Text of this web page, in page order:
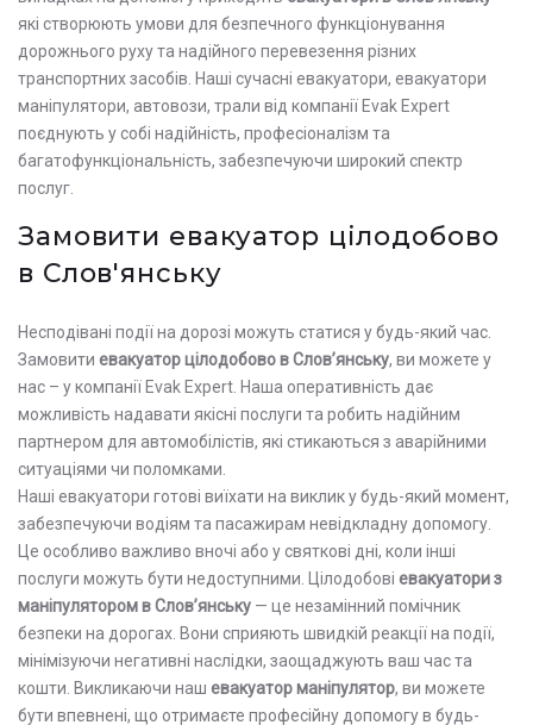
які створюють умови для безпечного функціонування
дорожнього руху та надійного перевезення різних
транспортних засобів. Наші сучасні евакуатори, евакуатори
маніпулятори, автовози, трали від компанії Evak Expert
поєднують у собі надійність, професіоналізм та
багатофункціональність, забезпечуючи широкий спектр
послуг.
Замовити евакуатор цілодобово
в Слов'янську
Несподівані події на дорозі можуть статися у будь-який час.
Замовити евакуатор цілодобово в Слов’янську, ви можете у
нас – у компанії Evak Expert. Наша оперативність дає
можливість надавати якісні послуги та робить надійним
партнером для автомобілістів, які стикаються з аварійними
ситуаціями чи поломками.
Наші евакуатори готові виїхати на виклик у будь-який момент,
забезпечуючи водіям та пасажирам невідкладну допомогу.
Це особливо важливо вночі або у святкові дні, коли інші
послуги можуть бути недоступними. Цілодобові евакуатори з
маніпулятором в Слов’янську — це незамінний помічник
безпеки на дорогах. Вони сприяють швидкій реакції на події,
мінімізуючи негативні наслідки, заощаджують ваш час та
кошти. Викликаючи наш евакуатор маніпулятор, ви можете
бути впевнені, що отримаєте професійну допомогу в будь-